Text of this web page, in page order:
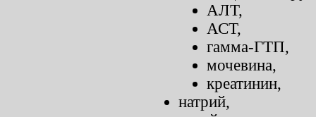
АЛТ,
АСТ,
гамма-ГТП,
мочевина,
креатинин,
натрий,